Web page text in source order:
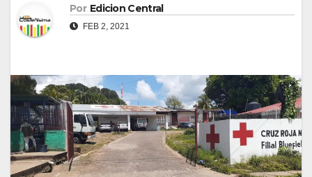
Por Edicion Central
FEB 2, 2021